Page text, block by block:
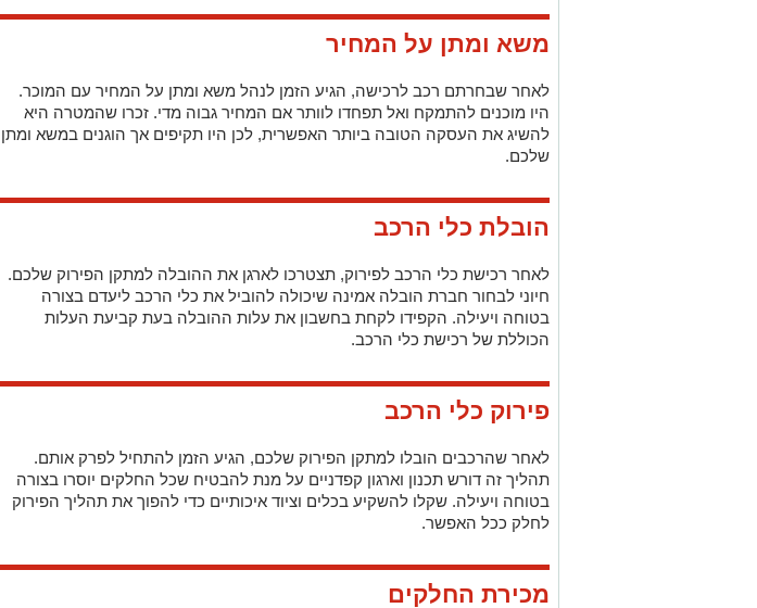
להשיג את העסקה הטובה ביותר האפשרית, לכן היו תקיפים אך הוגנים במשא ומתן
שלכם.
הובלת כלי הרכב
לאחר רכישת כלי הרכב לפירוק, תצטרכו לארגן את ההובלה למתקן הפירוק שלכם.
בטוחה ויעילה. הקפידו לקחת בחשבון את עלות ההובלה בעת קביעת העלות
הכוללת של רכישת כלי הרכב.
פירוק כלי הרכב
לאחר שהרכבים הובלו למתקן הפירוק שלכם, הגיע הזמן להתחיל לפרק אותם.
בטוחה ויעילה. שקלו להשקיע בכלים וציוד איכותיים כדי להפוך את תהליך הפירוק
לחלק ככל האפשר.
מכירת החלקים
לאחר פירוק הרכבים, יהיה לכם אוסף של חלקים שתוכלו למכור ברווח. חיוני לשווק
נוכחות מקוונת לעסק הפירוק שלכם כדי להגיע לקהל רחב יותר של לקוחות
פוטנציאליים.